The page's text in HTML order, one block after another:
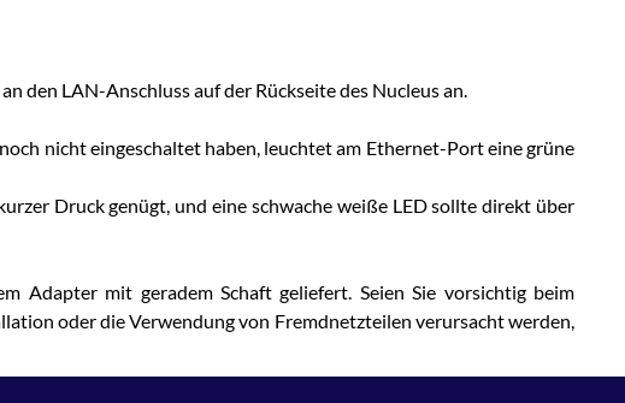
den LAN-Anschluss auf der Rückseite des Nucleus an.
nicht eingeschaltet haben, leuchtet am Ethernet-Port eine grüne
Druck genügt, und eine schwache weiße LED sollte direkt über
Adapter mit geradem Schaft geliefert. Seien Sie vorsichtig beim
oder die Verwendung von Fremdnetzteilen verursacht werden,